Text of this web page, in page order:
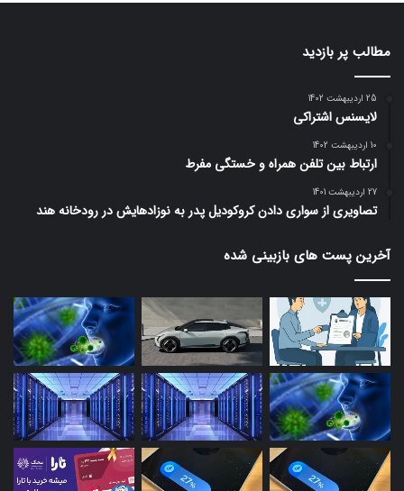
مطالب پر بازدید
25 اردیبهشت 1402
لایسنس اشتراکی
10 اردیبهشت 1402
ارتباط بین تلفن همراه و خستگی مفرط
27 اردیبهشت 1401
تصاویری از سواری دادن کروکودیل پدر به نوزادهایش در رودخانه هند
آخرین پست های بازبینی شده